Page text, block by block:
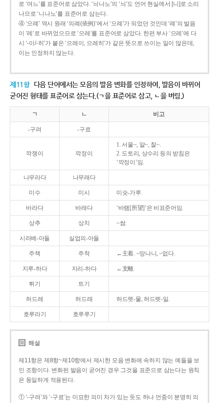
로 ‘여느’를 표준어로 삼았다. ‘늬나노’의 ‘늬’도 언어 현실에서 [니]로 소리
나므로 ‘니나노’를 표준어로 삼는다.
④ ‘으례’ 역시 원래 ‘의례(依例)’에서 ‘으례’가 되었던 것인데 ‘례’의 발음
이 ‘레’로 바뀌었으므로 ‘으레’를 표준어로 삼았다. 한편 부사 ‘으레’에 다
시 ‘-이/-히’가 붙은 ‘으레이, 으레히’가 같은 뜻으로 쓰이는 일이 많은데,
이는 인정하지 않는다.
제11항 다음 단어에서는 모음의 발음 변화를 인정하여, 발음이 바뀌어
굳어진 형태를 표준어로 삼는다.(ㄱ을 표준어로 삼고, ㄴ을 버림.)
ㄱ ㄴ 비고
-구려 -구료
깍쟁이 깍정이
1. 서울~, 알~, 찰~.
2. 도토리, 상수리 등의 받침은
‘깍정이’임.
나무라다 나무래다
미수 미시 미숫-가루.
바라다 바래다 ‘바램[所望]’은 비표준어임.
상추 상치 ~쌈.
시러베-아들 실업의-아들
주책 주착 ←主着. ~망나니, ~없다.
지루-하다 지리-하다 ←支離.
튀기 트기
허드레 허드래 허드렛-물, 허드렛-일.
호루라기 호루루기
해설
제11항은 제8항~제10항에서 제시한 모음 변화에 속하지 않는 예들을 보
인 조항이다. 변화된 발음이 굳어진 경우 그것을 표준으로 삼는다는 원칙
은 동일하게 적용된다.
① ‘-구려’와 ‘-구료’는 미묘한 의미 차가 있는 듯도 하나 언중이 분명히 의